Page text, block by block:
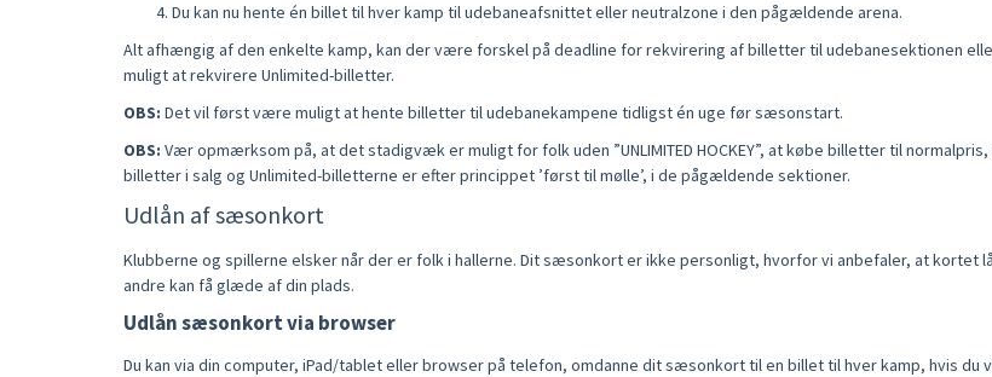
Du kan nu hente én billet til hver kamp til udebaneafsnittet eller neutralzone i den pågældende arena.
Alt afhængig af den enkelte kamp, kan der være forskel på deadline for rekvirering af billetter til udebanesektionen
muligt at rekvirere Unlimited-billetter.
OBS: Det vil først være muligt at hente billetter til udebanekampene tidligst én uge før sæsonstart.
OBS: Vær opmærksom på, at det stadigvæk er muligt for folk uden ”UNLIMITED HOCKEY”, at købe billetter til
billetter i salg og Unlimited-billetterne er efter princippet ’først til mølle’, i de pågældende sektioner.
Udlån af sæsonkort
Klubberne og spillerne elsker når der er folk i hallerne. Dit sæsonkort er ikke personligt, hvorfor vi anbefaler, at kortet
andre kan få glæde af din plads.
Udlån sæsonkort via browser
Du kan via din computer, iPad/tablet eller browser på telefon, omdanne dit sæsonkort til en billet til hver kamp, hvis du